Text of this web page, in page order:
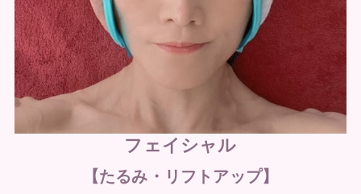
フェイシャル
【たるみ・リフトアップ】